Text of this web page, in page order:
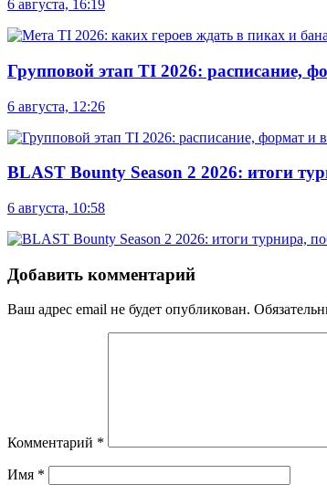
6 августа, 16:19
Групповой этап TI 2026: расписание,
6 августа, 12:26
BLAST Bounty Season 2 2026: итоги
6 августа, 10:58
Добавить комментарий
Ваш адрес email не будет опубликован.
Комментарий *
Имя *